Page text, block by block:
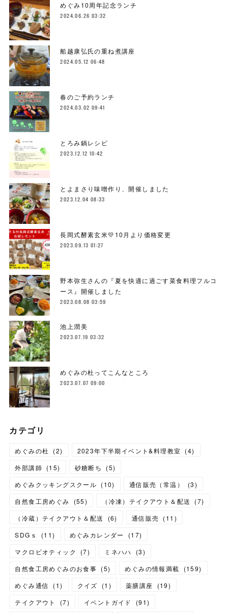
めぐみ10周年記念ランチ
2024.06.26 03:32
船越康弘氏の重ね煮講座
2024.05.12 06:48
春のご予約ランチ
2024.03.02 09:41
とろみ鍋レシピ
2023.12.12 10:42
とよまさり味噌作り、開催しました
2023.12.04 08:33
長岡式酵素玄米💛10月より価格変更
2023.09.13 01:27
野本弥生さんの『夏を快適に過ごす菜食料理フルコ
ース』開催しました
2023.08.08 03:59
池上潤美
2023.07.19 03:32
めぐみの杜ってこんなところ
2023.07.07 09:00
カテゴリ
めぐみの杜 (2) 2023年下半期イベント&料理教室 (4)
外部講師 (15) 砂糖断ち (5)
めぐみクッキングスクール (10) 通信販売（常温） (3)
自然食工房めぐみ
(55) （冷凍）テイクアウト＆配送 (7)
（冷蔵）テイクアウト＆配送
(6) 通信販売 (11 )
SDGｓ
(11) めぐみカレンダー (17)
マクロビオティック
(7) ミネハハ (3)
自然食工房めぐみのお食事 (5) めぐみの情報満載 (159)
めぐみ通信
(1) クイズ (1 ) 薬膳講座 (19)
テイクアウト
(7) イベントガイド (91)